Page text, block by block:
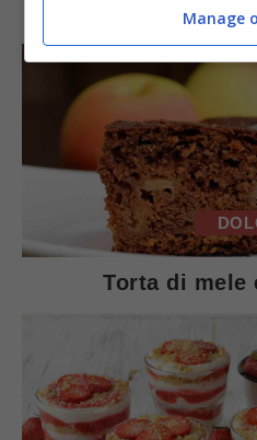
Arista di
Torta di mele
Manage